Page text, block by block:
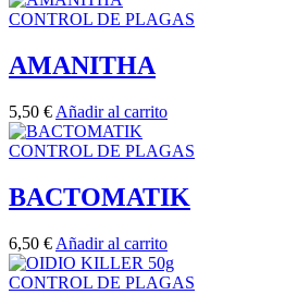
CONTROL DE PLAGAS
AMANITHA
5,50 € Añadir al carrito
CONTROL DE PLAGAS
BACTOMATIK
6,50 € Añadir al carrito
CONTROL DE PLAGAS